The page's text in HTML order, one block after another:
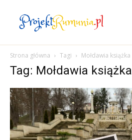
Strona główna Tagi Mołdawia książka
Tag: Mołdawia książka